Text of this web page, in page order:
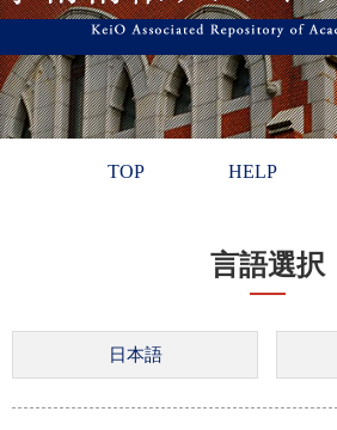
TOP HELP
言語選択